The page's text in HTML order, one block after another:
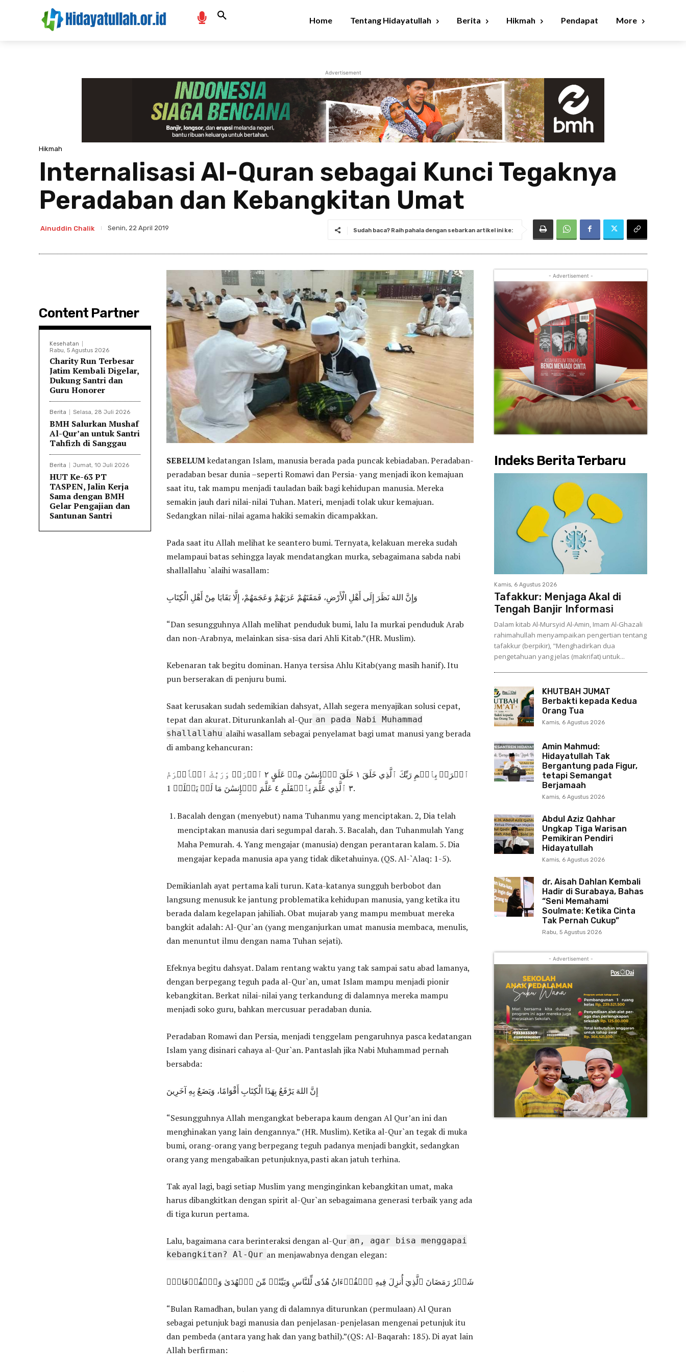
Home Tentang Hidayatullah Berita Hikmah Pendapat More
Advertisement
Hikmah
Internalisasi Al-Quran sebagai Kunci Tegaknya
Peradaban dan Kebangkitan Umat
Ainuddin Chalik Senin, 22 April 2019 Sudah baca? Raih pahala dengan sebarkan artikel ini ke:
Content Partner
Kesehatan
Rabu, 5 Agustus 2026
Charity Run Terbesar
Jatim Kembali Digelar,
Dukung Santri dan
Guru Honorer
Berita Selasa, 28 Juli 2026
BMH Salurkan Mushaf
Al-Qur’an untuk Santri
Tahfizh di Sanggau
Berita Jumat, 10 Juli 2026
HUT Ke-63 PT
TASPEN, Jalin Kerja
Sama dengan BMH
Gelar Pengajian dan
Santunan Santri
SEBELUMkedatangan Islam, manusia berada pada puncak kebiadaban. Peradaban-
peradaban besar dunia –seperti Romawi dan Persia- yang menjadi ikon kemajuan
saat itu, tak mampu menjadi tauladan baik bagi kehidupan manusia. Mereka
semakin jauh dari nilai-nilai Tuhan. Materi, menjadi tolak ukur kemajuan.
Sedangkan nilai-nilai agama hakiki semakin dicampakkan.
Pada saat itu Allah melihat ke seantero bumi. Ternyata, kelakuan mereka sudah
melampaui batas sehingga layak mendatangkan murka, sebagaimana sabda nabi
shallallahu `alaihi wasallam:
وَإِنَّ اللهَ نَظَرَ إِلَى أَهْلِ الْأَرْضِ، فَمَقَتَهُمْ عَرَبَهُمْ وَعَجَمَهُمْ، إِلَّا بَقَايَا مِنْ أَهْلِ الْكِتَابِ
“Dan sesungguhnya Allah melihat penduduk bumi, lalu Ia murkai penduduk Arab
dan non-Arabnya, melainkan sisa-sisa dari Ahli Kitab.”(HR. Muslim).
Kebenaran tak begitu dominan. Hanya tersisa Ahlu Kitab(yang masih hanif). Itu
pun berserakan di penjuru bumi.
Saat kerusakan sudah sedemikian dahsyat, Allah segera menyajikan solusi cepat,
tepat dan akurat. Diturunkanlah al-Qur an pada Nabi Muhammad
shallallahu alaihi wasallam sebagai penyelamat bagi umat manusi yang berada
di ambang kehancuran:
ٱقۡرَأۡ بِٱسۡمِ رَبِّكَ ٱلَّذِي خَلَقَ ١ خَلَقَ ٱلۡإِنسَٰنَ مِنۡ عَلَقٍ ٢ ٱقۡرَأۡ وَرَبُّكَ ٱلۡأَكۡرَمُ
٣ ٱلَّذِي عَلَّمَ بِٱلۡقَلَمِ ٤ عَلَّمَ ٱلۡإِنسَٰنَ مَا لَمۡ يَعۡلَمۡ 1.
Bacalah dengan (menyebut) nama Tuhanmu yang menciptakan. 2, Dia telah
menciptakan manusia dari segumpal darah. 3. Bacalah, dan Tuhanmulah Yang
Maha Pemurah. 4. Yang mengajar (manusia) dengan perantaran kalam. 5. Dia
mengajar kepada manusia apa yang tidak diketahuinya. (QS. Al-`Alaq: 1-5).
Demikianlah ayat pertama kali turun. Kata-katanya sungguh berbobot dan
langsung menusuk ke jantung problematika kehidupan manusia, yang ketika itu
berada dalam kegelapan jahiliah. Obat mujarab yang mampu membuat mereka
bangkit adalah: Al-Qur`an (yang menganjurkan umat manusia membaca, menulis,
dan menuntut ilmu dengan nama Tuhan sejati).
Efeknya begitu dahsyat. Dalam rentang waktu yang tak sampai satu abad lamanya,
dengan berpegang teguh pada al-Qur`an, umat Islam mampu menjadi pionir
kebangkitan. Berkat nilai-nilai yang terkandung di dalamnya mereka mampu
menjadi soko guru, bahkan mercusuar peradaban dunia.
Peradaban Romawi dan Persia, menjadi tenggelam pengaruhnya pasca kedatangan
Islam yang disinari cahaya al-Qur`an. Pantaslah jika Nabi Muhammad pernah
bersabda:
إِنَّ اللهَ يَرْفَعُ بِهَذَا الْكِتَابِ أَقْوَامًا، وَيَضَعُ بِهِ آخَرِينَ
“Sesungguhnya Allah mengangkat beberapa kaum dengan Al Qur’an ini dan
menghinakan yang lain dengannya.” (HR. Muslim). Ketika al-Qur`an tegak di muka
bumi, orang-orang yang berpegang teguh padanya menjadi bangkit, sedangkan
orang yang mengabaikan petunjuknya,pasti akan jatuh terhina.
Tak ayal lagi, bagi setiap Muslim yang menginginkan kebangkitan umat, maka
harus dibangkitkan dengan spirit al-Qur`an sebagaimana generasi terbaik yang ada
di tiga kurun pertama.
Lalu, bagaimana cara berinteraksi dengan al-Qur an, agar bisa menggapai
kebangkitan? Al-Qur an menjawabnya dengan elegan:
شَهۡرُ رَمَضَانَ ٱلَّذِيٓ أُنزِلَ فِيهِ ٱلۡقُرۡءَانُ هُدٗى لِّلنَّاسِ وَبَيِّنَٰتٖ مِّنَ ٱلۡهُدَىٰ وَٱلۡفُرۡقَانِۚ
“Bulan Ramadhan, bulan yang di dalamnya diturunkan (permulaan) Al Quran
sebagai petunjuk bagi manusia dan penjelasan-penjelasan mengenai petunjuk itu
dan pembeda (antara yang hak dan yang bathil).”(QS: Al-Baqarah: 185). Di ayat lain
Allah berfirman:
- Advertisement -
Indeks Berita Terbaru
Kamis, 6 Agustus 2026
Tafakkur: Menjaga Akal di
Tengah Banjir Informasi
Dalam kitab Al-Mursyid Al-Amin, Imam Al-Ghazali
rahimahullah menyampaikan pengertian tentang
tafakkur (berpikir), "Menghadirkan dua
pengetahuan yang jelas (makrifat) untuk...
KHUTBAH JUMAT
Berbakti kepada Kedua
Orang Tua
Kamis, 6 Agustus 2026
Amin Mahmud:
Hidayatullah Tak
Bergantung pada Figur,
tetapi Semangat
Berjamaah
Kamis, 6 Agustus 2026
Abdul Aziz Qahhar
Ungkap Tiga Warisan
Pemikiran Pendiri
Hidayatullah
Kamis, 6 Agustus 2026
dr. Aisah Dahlan Kembali
Hadir di Surabaya, Bahas
“Seni Memahami
Soulmate: Ketika Cinta
Tak Pernah Cukup”
Rabu, 5 Agustus 2026
- Advertisement -